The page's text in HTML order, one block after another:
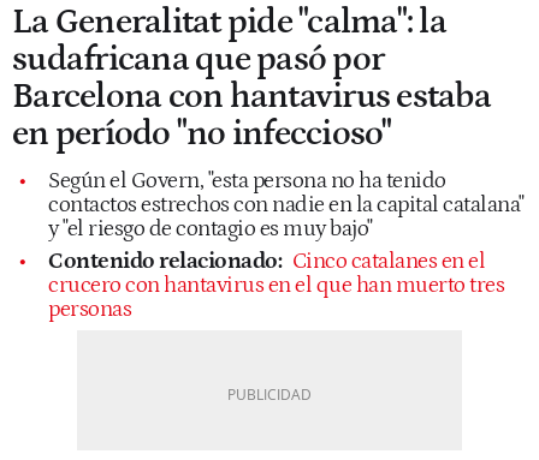
La Generalitat pide "calma": la
sudafricana que pasó por
Barcelona con hantavirus estaba
en período "no infeccioso"
Según el Govern, "esta persona no ha tenido
contactos estrechos con nadie en la capital catalana"
y "el riesgo de contagio es muy bajo"
Contenido relacionado: Cinco catalanes en el
crucero con hantavirus en el que han muerto tres
personas